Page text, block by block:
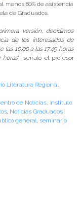
menos 80% de asistencia
de Graduados.
versión, decidimos
de los interesados de
las 10:00 a las 17:45 horas
horas”, señaló el profesor
Literatura Regional
de Noticias, Instituto
, Noticias Graduados
general, seminario